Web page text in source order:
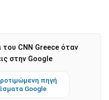
CNN Greece όταν
στην Google
πηγή
Google